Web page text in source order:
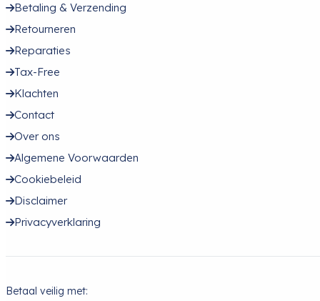
Betaling & Verzending
Retourneren
Reparaties
Tax-Free
Klachten
Contact
Over ons
Algemene Voorwaarden
Cookiebeleid
Disclaimer
Privacyverklaring
Betaal veilig met: